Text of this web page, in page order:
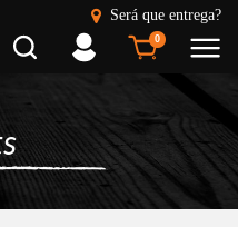
Será que entrega?
Busca Entrar 0